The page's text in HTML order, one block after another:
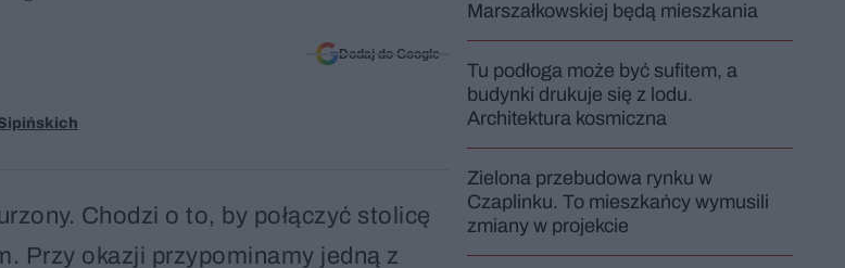
Dodaj do Google
Chodzi o to, by połączyć stolicę
Przy okazji przypominamy jedną z
Marszałkowskiej będą mieszkania
Tu podłoga może być sufitem, a
budynki drukuje się z lodu.
Architektura kosmiczna
Zielona przebudowa rynku w
Czaplinku. To mieszkańcy wymusili
zmiany w projekcie